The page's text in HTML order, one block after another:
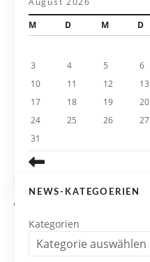
M
D M D
3
4 5 6
10
11 12 13
17
18 19 20
24
25 26 27
31
NEWS-KATEGOERIEN
Kategorien